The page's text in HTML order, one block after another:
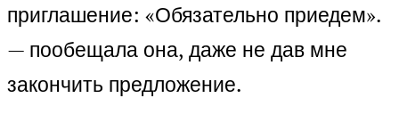
приглашение: «Обязательно приедем».
— пообещала она, даже не дав мне
закончить предложение.